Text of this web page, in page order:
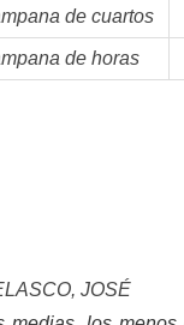
de cuartos
de horas
JOSÉ